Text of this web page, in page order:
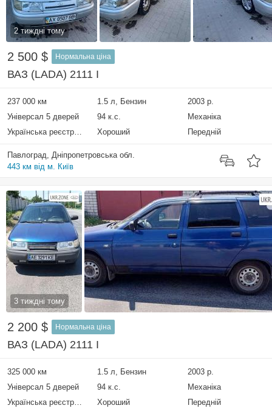
2 тиждні тому
2 500 $ Нормальна ціна
ВАЗ (LADA) 2111 I
237 000 км 1.5 л, Бензин
2003 р.
Універсал 5 дверей
94 к.с.
Механіка
Українська реєстрація
Хороший Передній
Павлоград, Дніпропетровська обл.
443 км від м. Київ
3 тиждні тому
2 200 $ Нормальна ціна
ВАЗ (LADA) 2111 I
325 000 км 1.5 л, Бензин
2003 р.
Універсал 5 дверей
94 к.с.
Механіка
Українська реєстрація
Хороший Передній